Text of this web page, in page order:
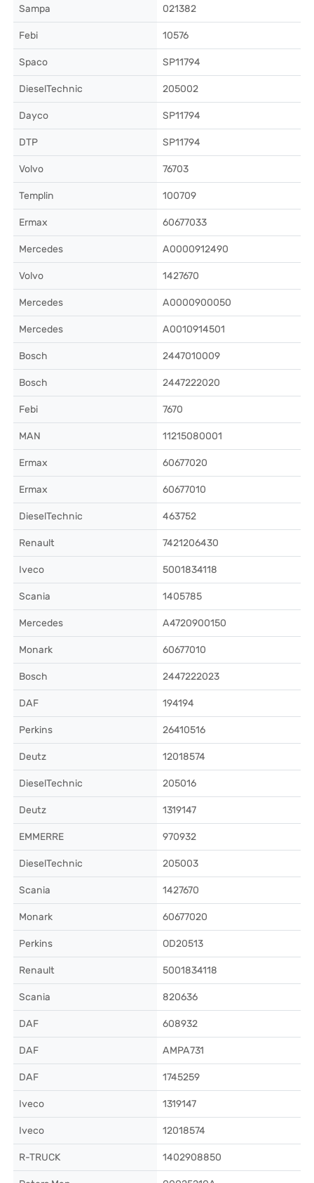
Sampa 021382
Febi 10576
Spaco SP11794
DieselTechnic 205002
Dayco SP11794
DTP SP11794
Volvo 76703
Templin 100709
Ermax 60677033
Mercedes A0000912490
Volvo 1427670
Mercedes A0000900050
Mercedes A0010914501
Bosch 2447010009
Bosch 2447222020
Febi 7670
MAN 11215080001
Ermax 60677020
Ermax 60677010
DieselTechnic 463752
Renault 7421206430
Iveco 5001834118
Scania 1405785
Mercedes A4720900150
Monark 60677010
Bosch 2447222023
DAF 194194
Perkins 26410516
Deutz 12018574
DieselTechnic 205016
Deutz 1319147
EMMERRE 970932
DieselTechnic 205003
Scania 1427670
Monark 60677020
Perkins OD20513
Renault 5001834118
Scania 820636
DAF 608932
DAF AMPA731
DAF 1745259
Iveco 1319147
Iveco 12018574
R-TRUCK 1402908850